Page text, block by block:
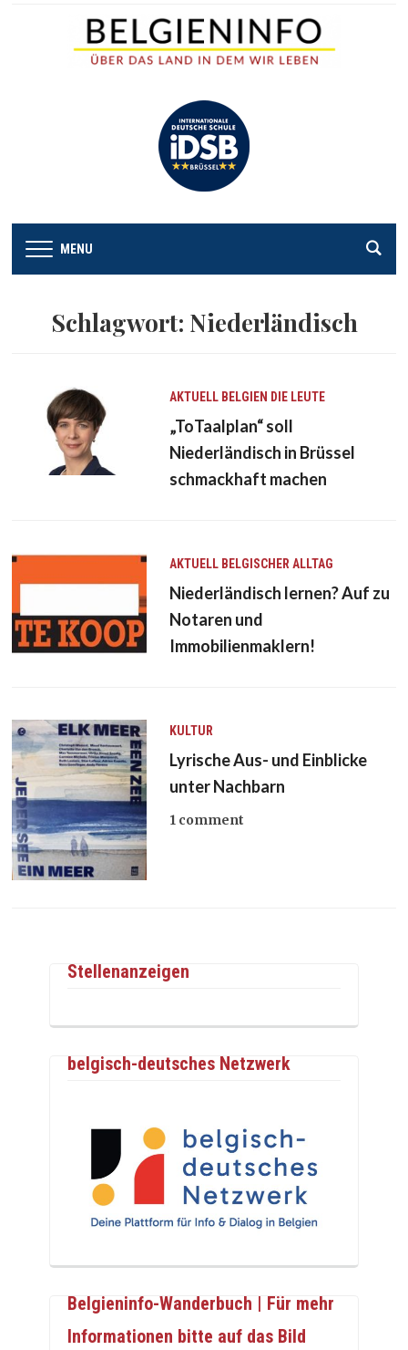
MENU
Schlagwort: Niederländisch
AKTUELL BELGIEN DIE LEUTE
„ToTaalplan“ soll
Niederländisch in Brüssel
schmackhaft machen
AKTUELL BELGISCHER ALLTAG
Niederländisch lernen? Auf zu
Notaren und
Immobilienmaklern!
KULTUR
Lyrische Aus- und Einblicke
unter Nachbarn
1 comment
Stellenanzeigen
belgisch-deutsches Netzwerk
Belgieninfo-Wanderbuch | Für mehr
Informationen bitte auf das Bild